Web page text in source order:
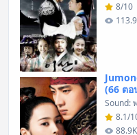
8/10
(66 ตอ
Sound:
8.1/
88.9K